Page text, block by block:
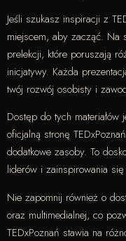
Jeśli szukasz inspiracji z
miejscem, aby zacząć. Na
prelekcji, które poruszają
inicjatywy. Każda
twój rozwój osobisty i
Dostęp do tych
oficjalną stronę
dodatkowe zasoby. To
liderów i zainspirowania
Nie zapomnij również o
oraz multimedialnej, co
TEDxPoznań stawia na